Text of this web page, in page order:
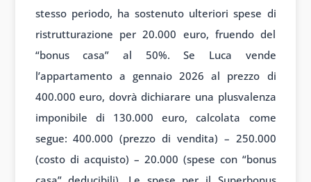
stesso periodo, ha sostenuto ulteriori spese di
ristrutturazione per 20.000 euro, fruendo del
“bonus casa” al 50%. Se Luca vende
l’appartamento a gennaio 2026 al prezzo di
400.000 euro, dovrà dichiarare una plusvalenza
imponibile di 130.000 euro, calcolata come
segue: 400.000 (prezzo di vendita) – 250.000
(costo di acquisto) – 20.000 (spese con “bonus